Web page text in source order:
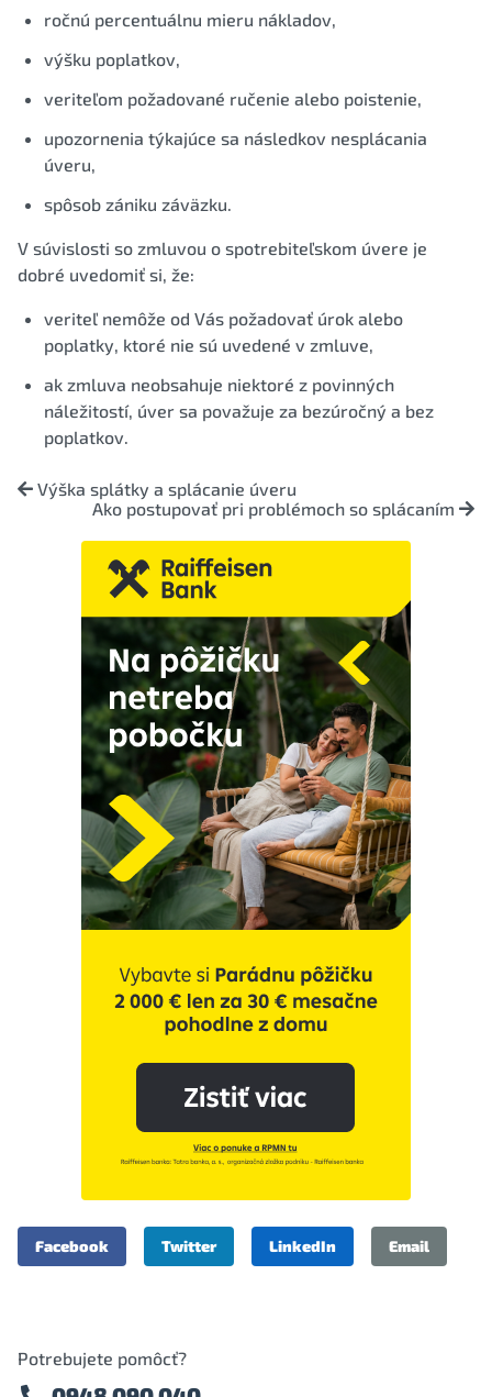
ročnú percentuálnu mieru nákladov,
výšku poplatkov,
veriteľom požadované ručenie alebo poistenie,
upozornenia týkajúce sa následkov nesplácania
úveru,
spôsob zániku záväzku.
V súvislosti so zmluvou o spotrebiteľskom úvere je
dobré uvedomiť si, že:
veriteľ nemôže od Vás požadovať úrok alebo
poplatky, ktoré nie sú uvedené v zmluve,
ak zmluva neobsahuje niektoré z povinných
náležitostí, úver sa považuje za bezúročný a bez
poplatkov.
Výška splátky a splácanie úveru
Ako postupovať pri problémoch so splácaním
Facebook Twitter LinkedIn Email
Potrebujete pomôcť?